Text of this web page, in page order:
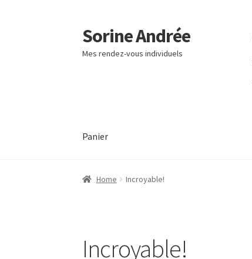
Aller
à
la
Aller
au
contenu
Sorine Andrée
Mes rendez-vous individuels
Panier
Accueil Mon compte Panier
Home Incroyable!
Incroyable!